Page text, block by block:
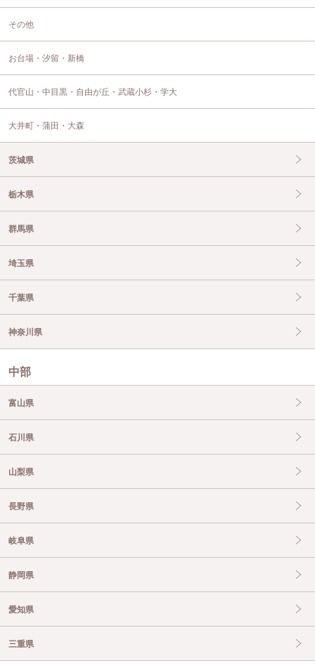
その他
お台場・汐留・新橋
代官山・中目黒・自由が丘・武蔵小杉・学大
大井町・蒲田・大森
茨城県
栃木県
群馬県
埼玉県
千葉県
神奈川県
中部
富山県
石川県
山梨県
長野県
岐阜県
静岡県
愛知県
三重県